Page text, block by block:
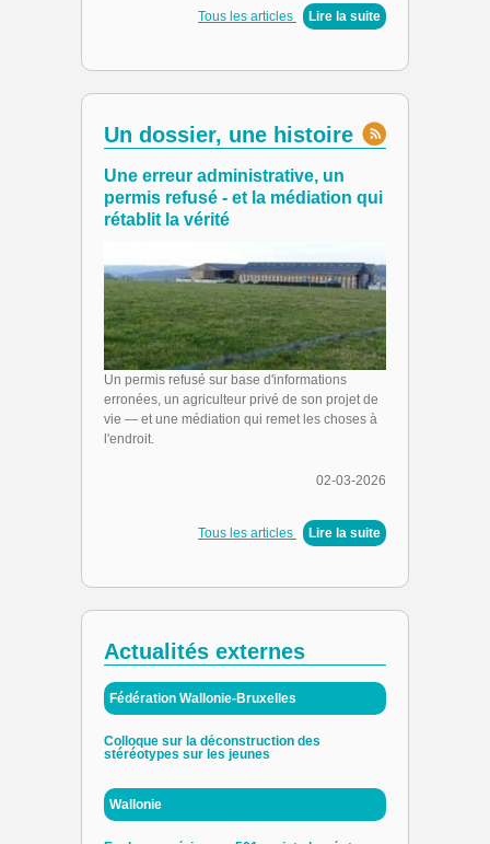
Tous les articles Lire la suite
Un dossier, une histoire
Une erreur administrative, un
permis refusé - et la médiation qui
rétablit la vérité
Un permis refusé sur base d'informations
erronées, un agriculteur privé de son projet de
vie — et une médiation qui remet les choses à
l'endroit.
02-03-2026
Tous les articles Lire la suite
Actualités externes
Fédération Wallonie-Bruxelles
Colloque sur la déconstruction des
stéréotypes sur les jeunes
Wallonie